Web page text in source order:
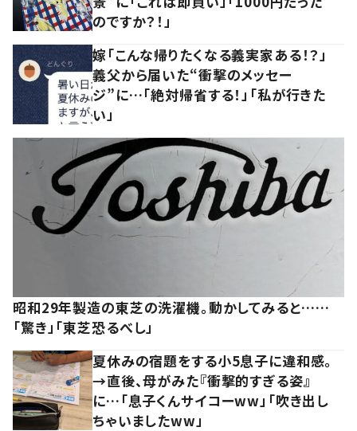
のですか？！」
嫁「こんな帰りたくなる義実家ある！？」
義父から届いた“衝撃のメッセー
ジ”に…「絶対帰省する！」「私が行きた
い」
昭和29年製造の東芝の洗濯機。動かしてみると……
「驚き」「東芝恐るべし」
夏休みの宿題をする小5息子に違和感。
→直後、母がみた『衝撃的すぎる姿』
に…「息子くんサイコーww」「吹き出し
ちゃいましたww」